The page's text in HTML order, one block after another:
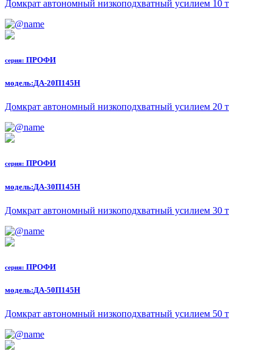
Домкрат автономный низкоподхватный усилием 10 т
серия: ПРОФИ
модель:ДА-20П145Н
Домкрат автономный низкоподхватный усилием 20 т
серия: ПРОФИ
модель:ДА-30П145Н
Домкрат автономный низкоподхватный усилием 30 т
серия: ПРОФИ
модель:ДА-50П145Н
Домкрат автономный низкоподхватный усилием 50 т